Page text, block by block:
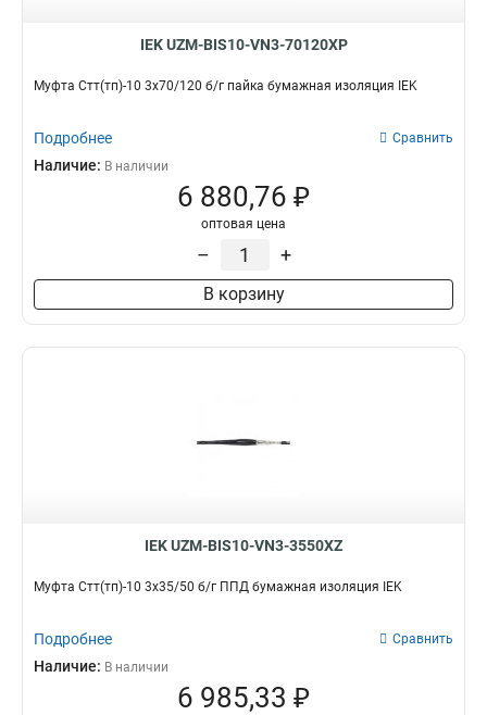
IEK UZM-BIS10-VN3-70120XP
Муфта Стт(тп)-10 3х70/120 б/г пайка бумажная изоляция IEK
Подробнее Сравнить
Наличие: В наличии
6 880,76 ₽
оптовая цена
– +
В корзину
IEK UZM-BIS10-VN3-3550XZ
Муфта Стт(тп)-10 3х35/50 б/г ППД бумажная изоляция IEK
Подробнее Сравнить
Наличие: В наличии
6 985,33 ₽